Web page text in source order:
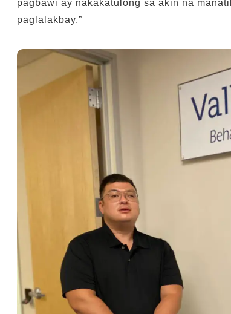
pagbawi ay nakakatulong sa akin na
paglalakbay.”